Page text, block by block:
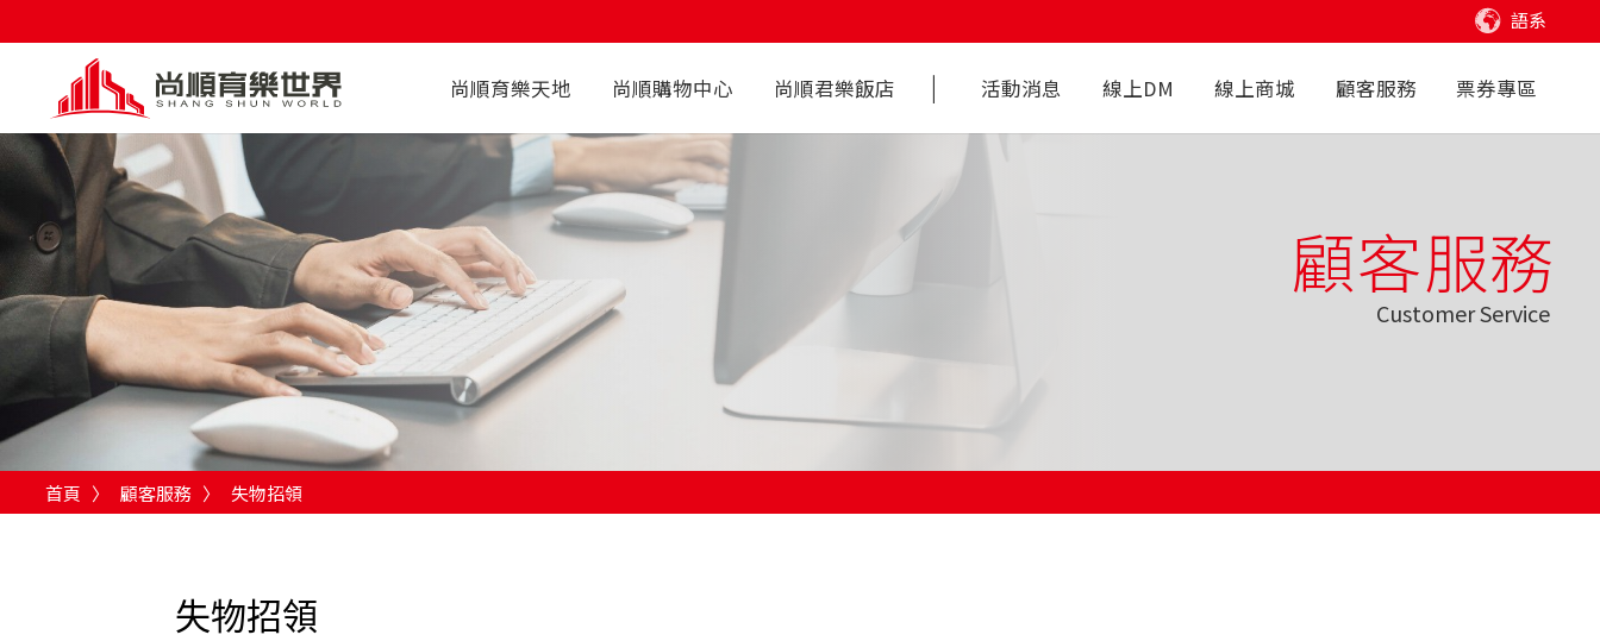
語系
尚順育樂天地 尚順購物中心 尚順君樂飯店 丨 活動消息 線上DM 線上商城 顧客服務 票券專區
顧客服務
Customer Service
首頁 〉 顧客服務 〉 失物招領
失物招領